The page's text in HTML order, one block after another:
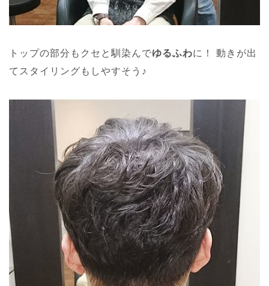
トップの部分もクセと馴染んでゆるふわに！
動きが出
てスタイリングもしやすそう♪